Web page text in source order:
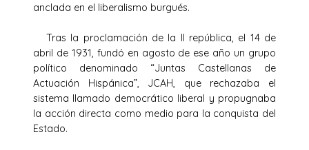
anclada en el liberalismo burgués.
Tras la proclamación de la II república, el 14 de
abril de 1931, fundó en agosto de ese año un grupo
político denominado “Juntas Castellanas de
Actuación Hispánica”, JCAH, que rechazaba el
sistema llamado democrático liberal y propugnaba
la acción directa como medio para la conquista del
Estado.